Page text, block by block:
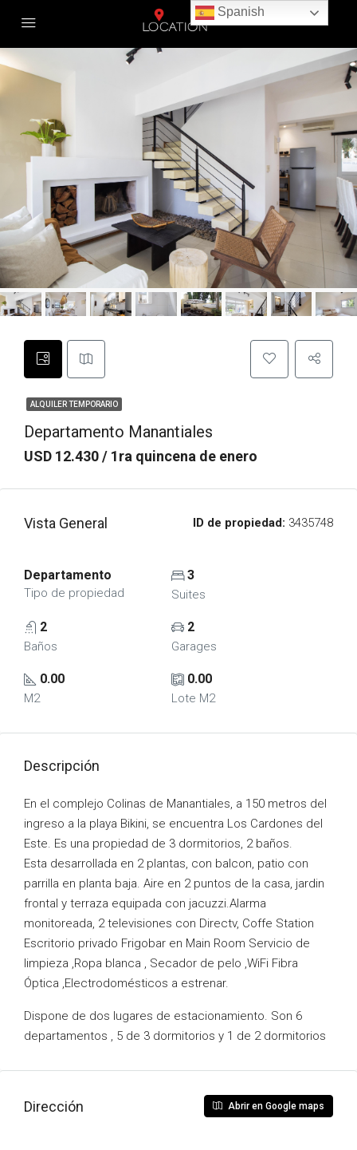
ALQUILER TEMPORARIO
Departamento Manantiales
USD 12.430 / 1ra quincena de enero
Vista General ID de propiedad: 3435748
Departamento
Tipo de propiedad
3
Suites
2
Baños
2
Garages
0.00
M2
0.00
Lote M2
Descripción
En el complejo Colinas de Manantiales, a 150 metros del
ingreso a la playa Bikini, se encuentra Los Cardones del
Este. Es una propiedad de 3 dormitorios, 2 baños.
Esta desarrollada en 2 plantas, con balcon, patio con
parrilla en planta baja. Aire en 2 puntos de la casa, jardin
frontal y terraza equipada con jacuzzi.Alarma
monitoreada, 2 televisiones con Directv, Coffe Station
Escritorio privado Frigobar en Main Room Servicio de
limpieza ,Ropa blanca , Secador de pelo ,WiFi Fibra
Óptica ,Electrodomésticos a estrenar.
Dispone de dos lugares de estacionamiento. Son 6
departamentos , 5 de 3 dormitorios y 1 de 2 dormitorios
Dirección Abrir en Google maps
Spanish